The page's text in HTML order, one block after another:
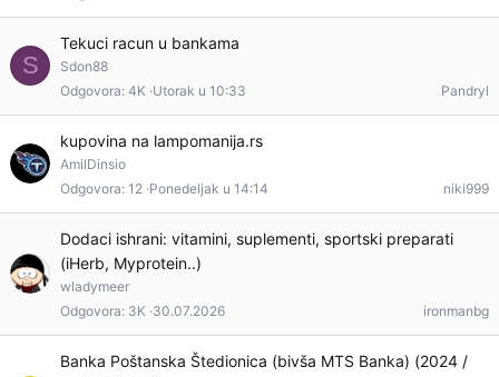
S
Tekuci racun u bankama
Sdon88
Odgovora 4K Utorak u 10:33 Pandryl
kupovina na lampomanija.rs
AmilDinsio
Odgovora 12 Ponedeljak u 14:14 niki999
Dodaci ishrani: vitamini, suplementi, sportski preparati
(iHerb, Myprotein..)
wladymeer
Odgovora 3K 30.07.2026 ironmanbg
Banka Poštanska Štedionica (bivša MTS Banka) (2024 /